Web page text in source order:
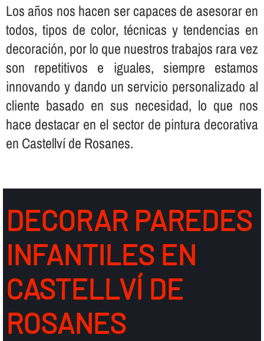
Los años nos hacen ser capaces de asesorar en
todos, tipos de color, técnicas y tendencias en
decoración, por lo que nuestros trabajos rara vez
son repetitivos e iguales, siempre estamos
innovando y dando un servicio personalizado al
cliente basado en sus necesidad, lo que nos
hace destacar en el sector de pintura decorativa
en Castellví de Rosanes.
DECORAR PAREDES
INFANTILES EN
CASTELLVÍ DE
ROSANES